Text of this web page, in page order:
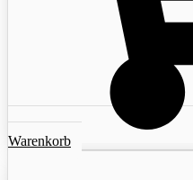
Warenkorb